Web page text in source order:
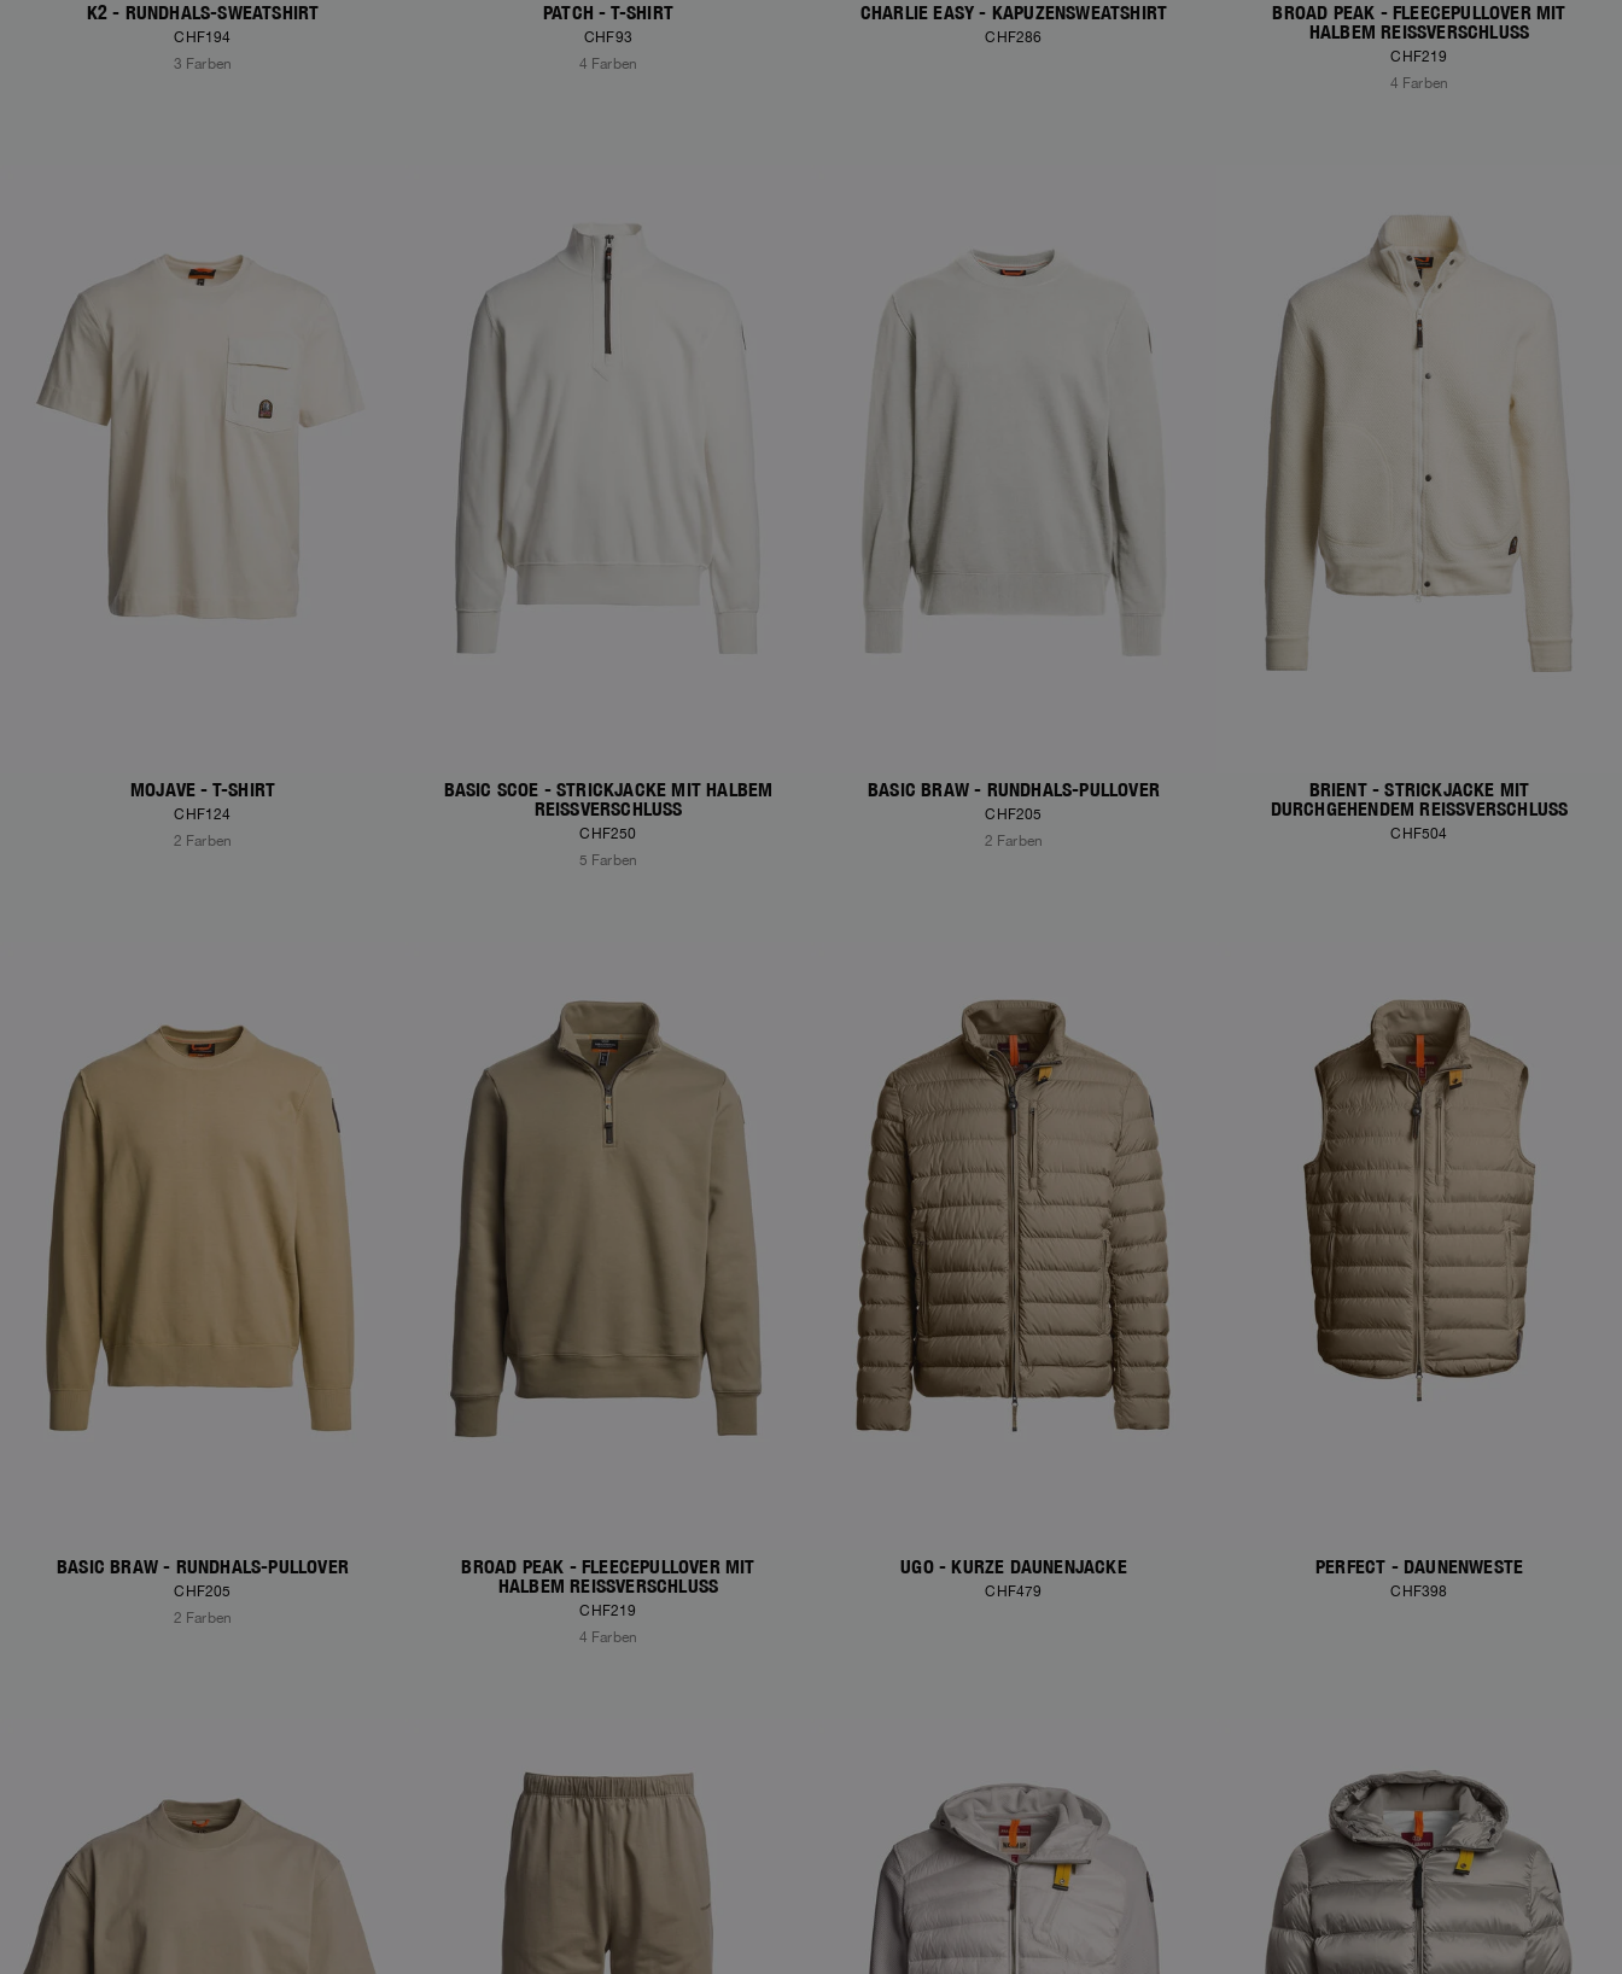
K2 - RUNDHALS-SWEATSHIRT
CHF194
3 Farben
PATCH - T-SHIRT
CHF93
4 Farben
CHARLIE EASY - KAPUZENSWEATSHIRT
CHF286
BROAD PEAK - FLEECEPULLOVER MIT
HALBEM REISSVERSCHLUSS
CHF219
4 Farben
MOJAVE - T-SHIRT
CHF124
2 Farben
BASIC SCOE - STRICKJACKE MIT HALBEM
REISSVERSCHLUSS
CHF250
5 Farben
BASIC BRAW - RUNDHALS-PULLOVER
CHF205
2 Farben
BRIENT - STRICKJACKE MIT
DURCHGEHENDEM REISSVERSCHLUSS
CHF504
BASIC BRAW - RUNDHALS-PULLOVER
CHF205
2 Farben
BROAD PEAK - FLEECEPULLOVER MIT
HALBEM REISSVERSCHLUSS
CHF219
4 Farben
UGO - KURZE DAUNENJACKE
CHF479
PERFECT - DAUNENWESTE
CHF398